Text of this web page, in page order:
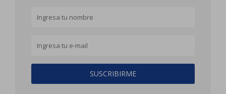
SUSCRIBIRME